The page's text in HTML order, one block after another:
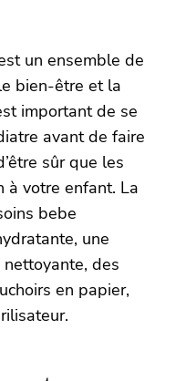
un ensemble de
bien-être et la
important de se
avant de faire
sûr que les
à votre enfant. La
bebe
une
des
en papier,